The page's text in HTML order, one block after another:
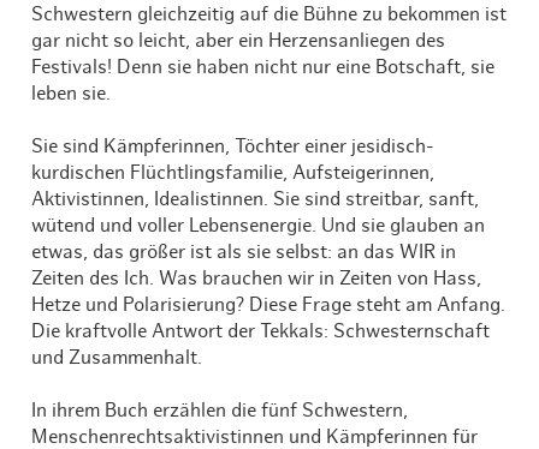
Schwestern gleichzeitig auf die Bühne zu bekommen ist
gar nicht so leicht, aber ein Herzensanliegen des
Festivals! Denn sie haben nicht nur eine Botschaft, sie
leben sie.
Sie sind Kämpferinnen, Töchter einer jesidisch-
kurdischen Flüchtlingsfamilie, Aufsteigerinnen,
Aktivistinnen, Idealistinnen. Sie sind streitbar, sanft,
wütend und voller Lebensenergie. Und sie glauben an
etwas, das größer ist als sie selbst: an das WIR in
Zeiten des Ich. Was brauchen wir in Zeiten von Hass,
Hetze und Polarisierung? Diese Frage steht am Anfang.
Die kraftvolle Antwort der Tekkals: Schwesternschaft
und Zusammenhalt.
In ihrem Buch erzählen die fünf Schwestern,
Menschenrechtsaktivistinnen und Kämpferinnen für